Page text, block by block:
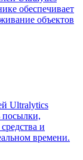
обеспечивает
объектов
Ultralytics
посылки,
и
времени.